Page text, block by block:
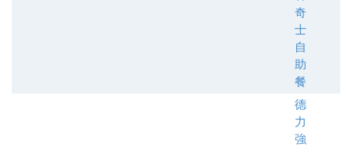
奇
士
自
助
餐
德
力
強